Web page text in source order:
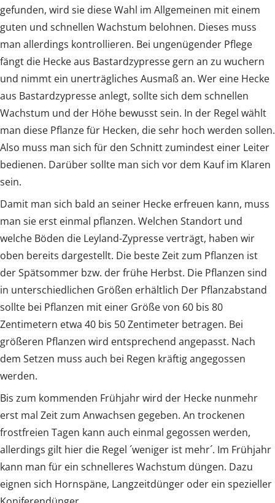
gefunden, wird sie diese Wahl im Allgemeinen mit einem
guten und schnellen Wachstum belohnen. Dieses muss
man allerdings kontrollieren. Bei ungenügender Pflege
fängt die Hecke aus Bastardzypresse gern an zu wuchern
und nimmt ein unerträgliches Ausmaß an. Wer eine Hecke
aus Bastardzypresse anlegt, sollte sich dem schnellen
Wachstum und der Höhe bewusst sein. In der Regel wählt
man diese Pflanze für Hecken, die sehr hoch werden sollen.
Also muss man sich für den Schnitt zumindest einer Leiter
bedienen. Darüber sollte man sich vor dem Kauf im Klaren
sein.
Damit man sich bald an seiner Hecke erfreuen kann, muss
man sie erst einmal pflanzen. Welchen Standort und
welche Böden die Leyland-Zypresse verträgt, haben wir
oben bereits dargestellt. Die beste Zeit zum Pflanzen ist
der Spätsommer bzw. der frühe Herbst. Die Pflanzen sind
in unterschiedlichen Größen erhältlich Der Pflanzabstand
sollte bei Pflanzen mit einer Größe von 60 bis 80
Zentimetern etwa 40 bis 50 Zentimeter betragen. Bei
größeren Pflanzen wird entsprechend angepasst. Nach
dem Setzen muss auch bei Regen kräftig angegossen
werden.
Bis zum kommenden Frühjahr wird der Hecke nunmehr
erst mal Zeit zum Anwachsen gegeben. An trockenen
frostfreien Tagen kann auch einmal gegossen werden,
allerdings gilt hier die Regel ´weniger ist mehr´. Im Frühjahr
kann man für ein schnelleres Wachstum düngen. Dazu
eignen sich Hornspäne, Langzeitdünger oder ein spezieller